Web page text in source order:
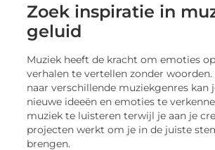
Zoek inspiratie in
geluid
Muziek heeft de kracht om emoties
verhalen te vertellen zonder
naar verschillende muziekgenres kan
nieuwe ideeën en emoties te
muziek te luisteren terwijl je aan je
projecten werkt om je in de juiste
brengen.